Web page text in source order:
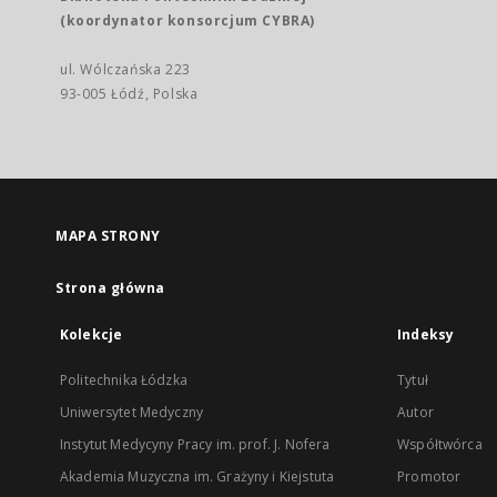
(koordynator konsorcjum CYBRA)
ul. Wólczańska 223
93-005 Łódź, Polska
MAPA STRONY
Strona główna
Kolekcje
Politechnika Łódzka
Uniwersytet Medyczny
Instytut Medycyny Pracy im. prof. J. Nofera
Akademia Muzyczna im. Grażyny i Kiejstuta
Indeksy
Tytuł
Autor
Współtwórca
Promotor